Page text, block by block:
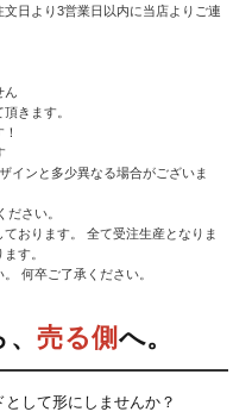
日より3営業日以内に当店よりご連
ん
きます。
インと多少異なる場合がございま
さい。
おります。 全て受注生産となりま
す。
何卒ご了承ください。
、売る側へ。
して形にしませんか？